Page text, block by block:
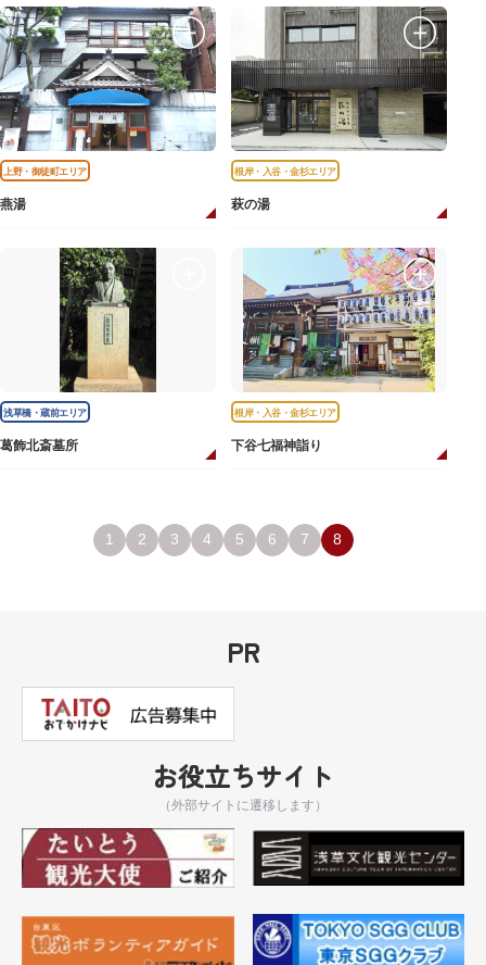
上野・御徒町エリア
燕湯
根岸・入谷・金杉エリア
萩の湯
浅草橋・蔵前エリア
葛飾北斎墓所
根岸・入谷・金杉エリア
下谷七福神詣り
1 2 3 4 5 6 7 8
PR
お役立ちサイト
（外部サイトに遷移します）